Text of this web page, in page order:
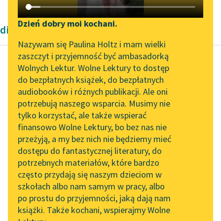
Katalog DAISY
Podkasty o książkach
Zgłoś brak utworu
Aktualności
Zapraszamy na spotkanie
online z tłumaczkami
literatury skandynawskiej
Spotkanie z Katarzyną
Tunkiel w Oslo
Wolne Lektury na 32.
Pol’and’Rock Festivalu
„Kochanek Lady
Chatterley” do słuchania
na Wolnych Lekturach
Nowy audiobook –
Narzędzia
Mapa Wolnych Lektur
Leśmianator
Przewodnik dla piszących i
czytających
API
OAI-PMH
Widget Wolnych Lektur
Przypisy
Dzień dobry moi kochani.
Nazywam się Paulina Holtz i mam wielki
zaszczyt i przyjemność być ambasadorką
Wolnych Lektur. Wolne Lektury to dostęp
do bezpłatnych książek, do bezpłatnych
audiobooków i różnych publikacji. Ale oni
potrzebują naszego wsparcia. Musimy nie
tylko korzystać, ale także wspierać
finansowo Wolne Lektury, bo bez nas nie
przeżyją, a my bez nich nie będziemy mieć
dostępu do fantastycznej literatury, do
potrzebnych materiałów, które bardzo
często przydają się naszym dzieciom w
szkołach albo nam samym w pracy, albo
po prostu do przyjemności, jaką dają nam
książki. Także kochani, wspierajmy Wolne
dialogi Pietra Aretino
Pietro Aretino
O łajdactwach
męskich
Czytaj więcej